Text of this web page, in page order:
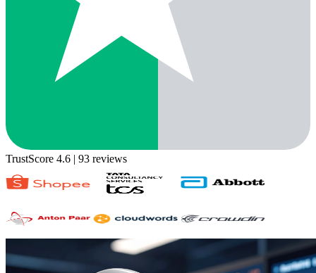
TrustScore 4.6 | 93 reviews